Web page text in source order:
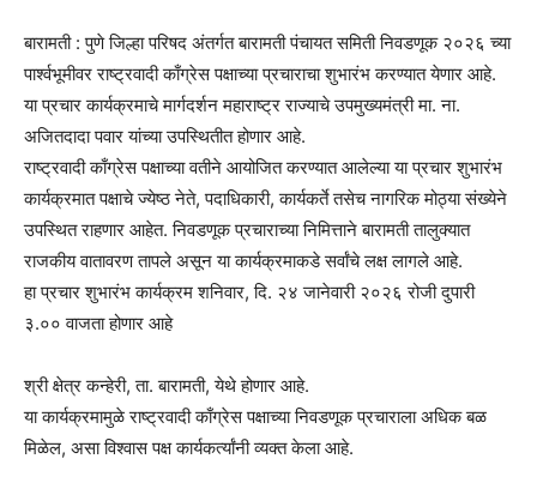
बारामती : पुणे जिल्हा परिषद अंतर्गत बारामती पंचायत समिती निवडणूक २०२६ च्या
पार्श्वभूमीवर राष्ट्रवादी काँग्रेस पक्षाच्या प्रचाराचा शुभारंभ करण्यात येणार आहे.
या प्रचार कार्यक्रमाचे मार्गदर्शन महाराष्ट्र राज्याचे उपमुख्यमंत्री मा. ना.
अजितदादा पवार यांच्या उपस्थितीत होणार आहे.
राष्ट्रवादी काँग्रेस पक्षाच्या वतीने आयोजित करण्यात आलेल्या या प्रचार शुभारंभ
कार्यक्रमात पक्षाचे ज्येष्ठ नेते, पदाधिकारी, कार्यकर्ते तसेच नागरिक मोठ्या संख्येने
उपस्थित राहणार आहेत. निवडणूक प्रचाराच्या निमित्ताने बारामती तालुक्यात
राजकीय वातावरण तापले असून या कार्यक्रमाकडे सर्वांचे लक्ष लागले आहे.
हा प्रचार शुभारंभ कार्यक्रम शनिवार, दि. २४ जानेवारी २०२६ रोजी दुपारी
३.०० वाजता होणार आहे
श्री क्षेत्र कन्हेरी, ता. बारामती, येथे होणार आहे.
या कार्यक्रमामुळे राष्ट्रवादी काँग्रेस पक्षाच्या निवडणूक प्रचाराला अधिक बळ
मिळेल, असा विश्वास पक्ष कार्यकर्त्यांनी व्यक्त केला आहे.